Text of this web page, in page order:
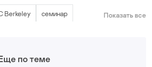
Berkeley семинар Показать все
по теме